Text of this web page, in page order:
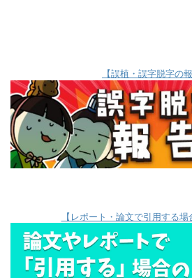
【誤植・誤字脱字の報
【レポート・論文で引用する場